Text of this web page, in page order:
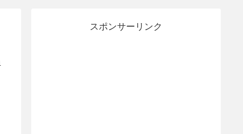
スポンサーリンク